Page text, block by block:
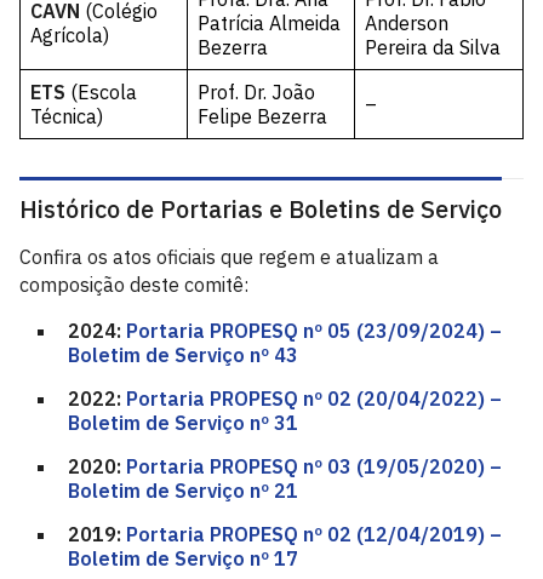
CAVN (Colégio
Agrícola)
Patrícia Almeida
Bezerra
Anderson
Pereira da Silva
ETS (Escola
Técnica)
Prof. Dr. João
Felipe Bezerra
–
Histórico de Portarias e Boletins de Serviço
Confira os atos oficiais que regem e atualizam a
composição deste comitê:
2024: Portaria PROPESQ nº 05 (23/09/2024) –
Boletim de Serviço nº 43
2022: Portaria PROPESQ nº 02 (20/04/2022) –
Boletim de Serviço nº 31
2020: Portaria PROPESQ nº 03 (19/05/2020) –
Boletim de Serviço nº 21
2019: Portaria PROPESQ nº 02 (12/04/2019) –
Boletim de Serviço nº 17